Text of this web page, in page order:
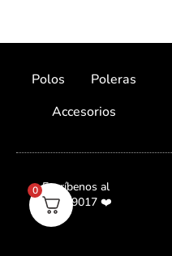
Polos
Poleras
Accesorios
Escríbenos al
987059017 ❤️
0